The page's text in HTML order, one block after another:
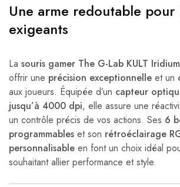
Une arme redoutable pour
exigeants
La souris gamer The G-Lab KULT Iridium
offrir une précision exceptionnelle et un
aux joueurs. Équipée d’un capteur
jusqu’à 4000 dpi, elle assure une
un contrôle précis de vos actions. Ses 6
programmables et son rétroéclairage
personnalisable en font un choix idéal
souhaitant allier performance et style.